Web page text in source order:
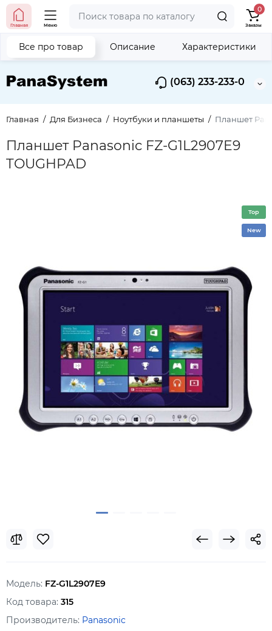
(063) 233-233-0
Главная Меню
0
Заказы
Главная Для Бизнеса Ноутбуки и планшеты Планшет
Планшет Panasonic FZ-G1L2907E9
TOUGHPAD
Все про товар Описание Характеристики
Top
New
Модель: FZ-G1L2907E9
Код товара: 315
Производитель: Panasonic